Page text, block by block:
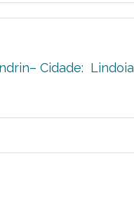
Cidade: Lindoia